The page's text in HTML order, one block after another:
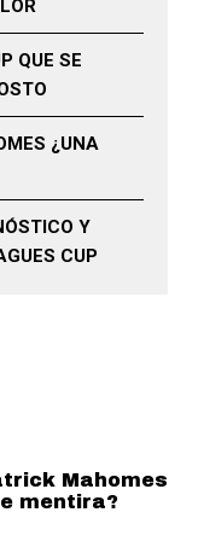
QUE SE
¿UNA
Y
CUP
Mahomes
mentira?